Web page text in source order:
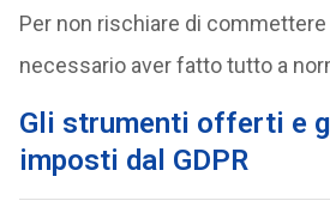
Per non rischiare di commettere
necessario aver fatto tutto a
Gli strumenti offerti e
imposti dal GDPR